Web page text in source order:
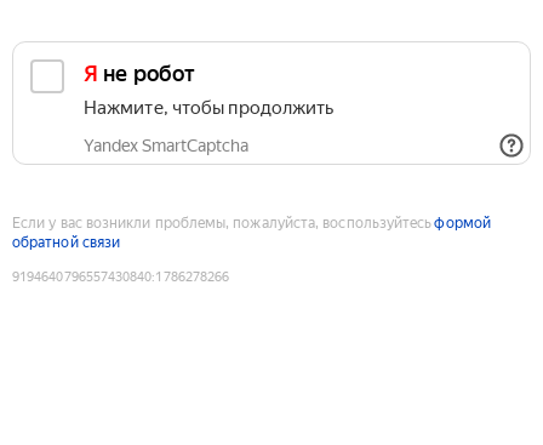
Я не робот
Нажмите, чтобы продолжить
Yandex SmartCaptcha
Если у вас возникли проблемы, пожалуйста, воспользуйтесьформой
обратной связи
9194640796557430840:1786278266